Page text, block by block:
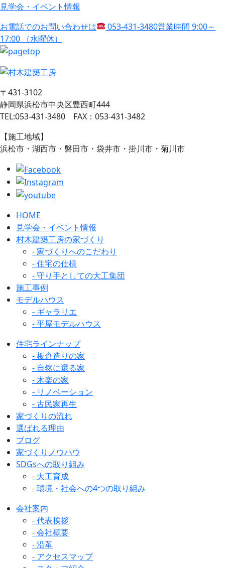
見学会・イベント情報
お電話でのお問い合わせは
053-431-3480営業時間 9:00～
17:00 （水曜休）
〒431-3102
静岡県浜松市中央区豊西町444
TEL:053-431-3480 FAX：053-431-3482
【施工地域】
浜松市・湖西市・磐田市・袋井市・掛川市・菊川市
HOME
見学会・イベント情報
村木建築工房の家づくり
- 家づくりへのこだわり
- 住宅の仕様
- 守り手としての大工集団
施工事例
モデルハウス
- ギャラリエ
- 平屋モデルハウス
住宅ラインナップ
- 板倉造りの家
- 自然に還る家
- 木楽の家
- リノベーション
- 古民家再生
家づくりの流れ
選ばれる理由
ブログ
家づくりノウハウ
SDGsへの取り組み
- 大工育成
- 環境・社会への4つの取り組み
会社案内
- 代表挨拶
- 会社概要
- 沿革
- アクセスマップ